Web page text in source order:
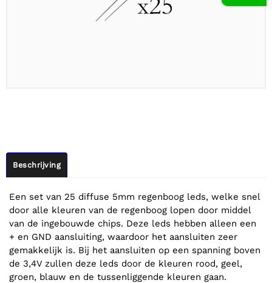
Beschrijving
Een set van 25 diffuse 5mm regenboog leds, welke snel
door alle kleuren van de regenboog lopen door middel
van de ingebouwde chips. Deze leds hebben alleen een
+ en GND aansluiting, waardoor het aansluiten zeer
gemakkelijk is. Bij het aansluiten op een spanning boven
de 3,4V zullen deze leds door de kleuren rood, geel,
groen, blauw en de tussenliggende kleuren gaan.